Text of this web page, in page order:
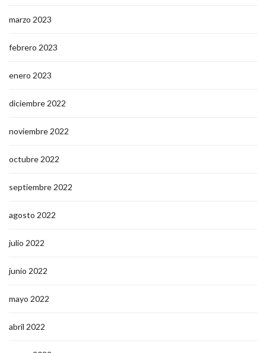
marzo 2023
febrero 2023
enero 2023
diciembre 2022
noviembre 2022
octubre 2022
septiembre 2022
agosto 2022
julio 2022
junio 2022
mayo 2022
abril 2022